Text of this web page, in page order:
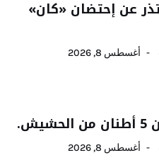
عن إحتضان «كان»
أغسطس 8, 2026
أغسطس 8, 2026